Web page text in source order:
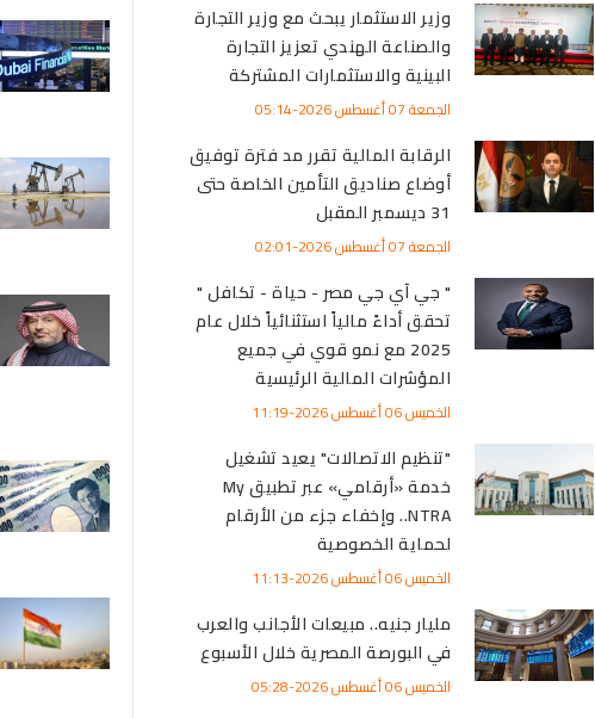
وزير الاستثمار يبحث مع وزير التجارة
والصناعة الهندي تعزيز التجارة
البينية والاستثمارات المشتركة
الجمعة 07 أغسطس 2026-05:14
الرقابة المالية تقرر مد فترة توفيق
أوضاع صناديق التأمين الخاصة حتى
31 ديسمبر المقبل
الجمعة 07 أغسطس 2026-02:01
" جي آي جي مصر - حياة - تكافل "
تحقق أداءً مالياً استثنائياً خلال عام
2025 مع نمو قوي في جميع
المؤشرات المالية الرئيسية
الخميس 06 أغسطس 2026-11:19
"تنظيم الاتصالات" يعيد تشغيل
خدمة «أرقامي» عبر تطبيق My
NTRA.. وإخفاء جزء من الأرقام
لحماية الخصوصية
الخميس 06 أغسطس 2026-11:13
مليار جنيه.. مبيعات الأجانب والعرب
في البورصة المصرية خلال الأسبوع
الخميس 06 أغسطس 2026-05:28